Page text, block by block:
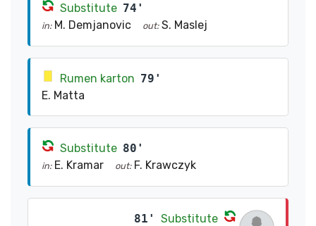
Substitute 74'
in: M. Demjanovic out: S. Maslej
Rumen karton 79'
E. Matta
Substitute 80'
in: E. Kramar out: F. Krawczyk
81' Substitute